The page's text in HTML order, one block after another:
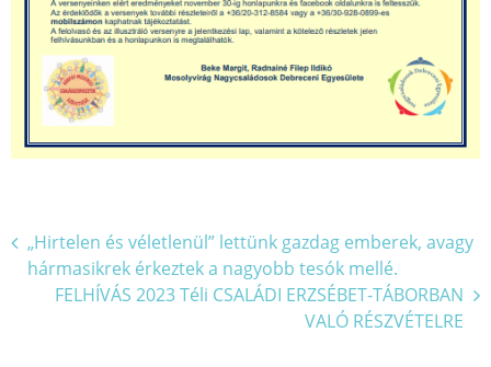
Bejegyzés
navigáció
„Hirtelen és véletlenül” lettünk gazdag emberek, avagy
hármasikrek érkeztek a nagyobb tesók mellé.
FELHÍVÁS 2023 Téli CSALÁDI ERZSÉBET-TÁBORBAN
VALÓ RÉSZVÉTELRE